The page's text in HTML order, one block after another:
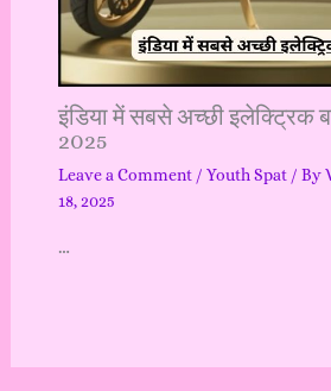
इंडिया में सबसे अच्छी इलेक्ट्रिक
2025
Leave a Comment / Youth Spat/ By
18, 2025
…